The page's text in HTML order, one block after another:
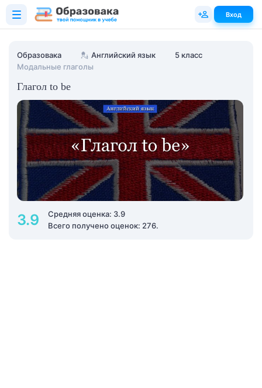
Образовака 💂 Английский язык
5 класс
Модальные глаголы
Глагол to be
3.9
Средняя оценка: 3.9
Всего получено оценок: 276.
Вход